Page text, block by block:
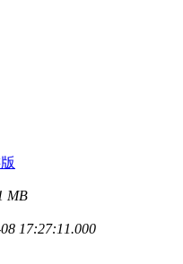
MB
17:27:11.000